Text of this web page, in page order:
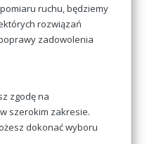
ruchu, będziemy
rozwiązań
zadowolenia
zgodę na
szerokim zakresie.
dokonać wyboru
20:00